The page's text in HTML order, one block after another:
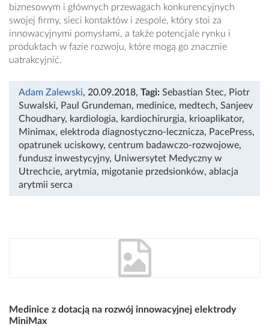
biznesowym i głównych przewagach konkurencyjnych
swojej firmy, sieci kontaktów i zespole, który stoi za
innowacyjnymi pomysłami, a także potencjale rynku i
produktach w fazie rozwoju, które mogą go znacznie
uatrakcyjnić.
Adam Zalewski, 20.09.2018, Tagi: Sebastian Stec, Piotr
Suwalski, Paul Grundeman, medinice, medtech, Sanjeev
Choudhary, kardiologia, kardiochirurgia, krioaplikator,
Minimax, elektroda diagnostyczno-lecznicza, PacePress,
opatrunek uciskowy, centrum badawczo-rozwojowe,
fundusz inwestycyjny, Uniwersytet Medyczny w
Utrechcie, arytmia, migotanie przedsionków, ablacja
arytmii serca
Medinice z dotacją na rozwój innowacyjnej elektrody
MiniMax